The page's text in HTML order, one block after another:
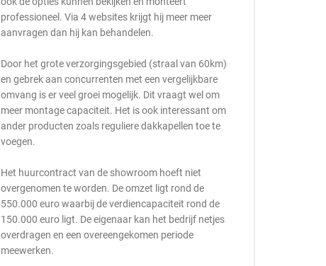
professioneel. Via 4 websites krijgt hij meer meer
aanvragen dan hij kan behandelen.
Door het grote verzorgingsgebied (straal van 60km)
en gebrek aan concurrenten met een vergelijkbare
omvang is er veel groei mogelijk. Dit vraagt wel om
meer montage capaciteit. Het is ook interessant om
ander producten zoals reguliere dakkapellen toe te
voegen.
Het huurcontract van de showroom hoeft niet
overgenomen te worden. De omzet ligt rond de
550.000 euro waarbij de verdiencapaciteit rond de
150.000 euro ligt. De eigenaar kan het bedrijf netjes
overdragen en een overeengekomen periode
meewerken.